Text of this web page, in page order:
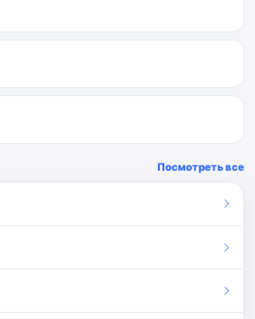
Посмотреть все